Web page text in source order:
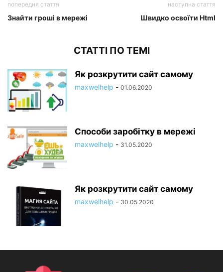
попередня стаття
Знайти гроші в мережі
наступна стаття
Швидко освоїти Html
СТАТТІ ПО ТЕМІ
Як розкрутити сайт самому
maxwelhelp - 01.06.2020
Способи заробітку в мережі
maxwelhelp - 31.05.2020
Як розкрутити сайт самому
maxwelhelp - 30.05.2020